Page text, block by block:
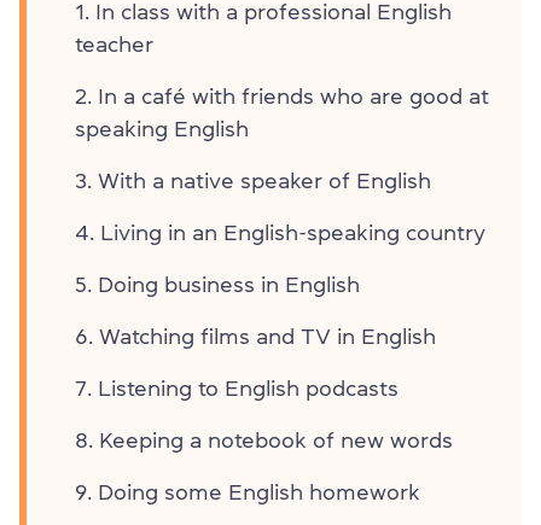
In class with a professional English
teacher
In a café with friends who are good at
speaking English
With a native speaker of English
Living in an English-speaking country
Doing business in English
Watching films and TV in English
Listening to English podcasts
Keeping a notebook of new words
Doing some English homework